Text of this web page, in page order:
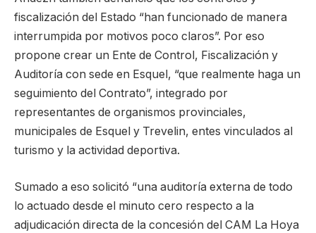
fiscalización del Estado “han funcionado de manera
interrumpida por motivos poco claros”. Por eso
propone crear un Ente de Control, Fiscalización y
Auditoría con sede en Esquel, “que realmente haga un
seguimiento del Contrato”, integrado por
representantes de organismos provinciales,
municipales de Esquel y Trevelin, entes vinculados al
turismo y la actividad deportiva.
Sumado a eso solicitó “una auditoría externa de todo
lo actuado desde el minuto cero respecto a la
adjudicación directa de la concesión del CAM La Hoya